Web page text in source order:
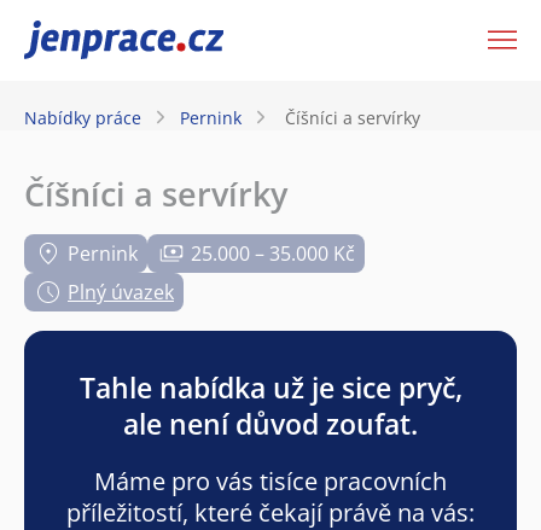
JenPráce.cz
Nabídky práce Pernink Číšníci a servírky
Číšníci a servírky
Pernink
25.000 – 35.000 Kč
Plný úvazek
Tahle nabídka už je sice pryč,
ale není důvod zoufat.
Máme pro vás tisíce pracovních
příležitostí, které čekají právě na vás: